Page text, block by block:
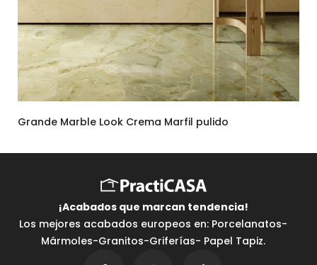
Grande Marble Look Crema Marfil pulido
¡Acabados que marcan tendencia⁣!
Los mejores acabados europeos en: Porcelanatos-
Mármoles-Granitos-Griferías- Papel Tapiz.